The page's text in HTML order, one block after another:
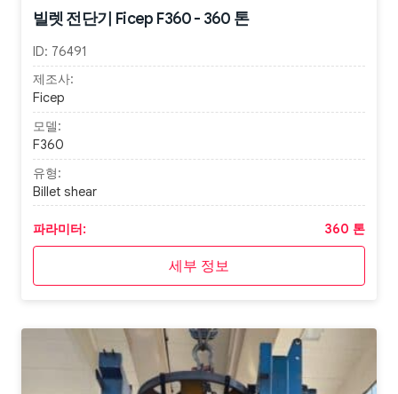
빌렛 전단기 Ficep F360 - 360 톤
ID: 76491
제조사:
Ficep
모델:
F360
유형:
Billet shear
파라미터: 360 톤
세부 정보